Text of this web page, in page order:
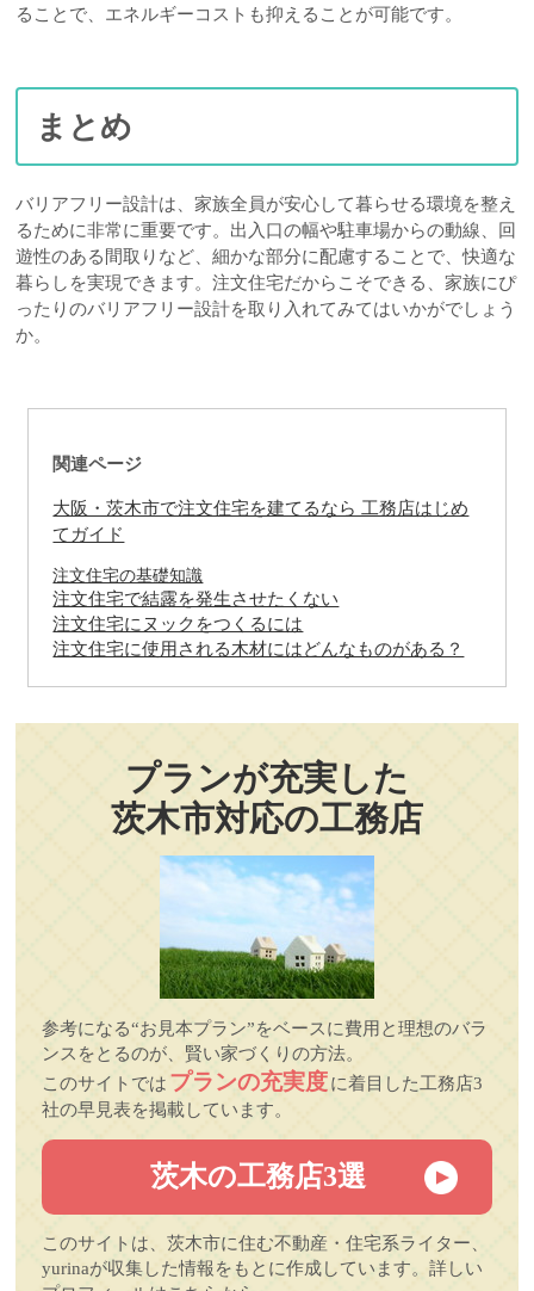
ることで、エネルギーコストも抑えることが可能です。
まとめ
バリアフリー設計は、家族全員が安心して暮らせる環境を整え
るために非常に重要です。出入口の幅や駐車場からの動線、回
遊性のある間取りなど、細かな部分に配慮することで、快適な
暮らしを実現できます。注文住宅だからこそできる、家族にぴ
ったりのバリアフリー設計を取り入れてみてはいかがでしょう
か。
関連ページ
大阪・茨木市で注文住宅を建てるなら 工務店はじめ
てガイド
注文住宅の基礎知識
注文住宅で結露を発生させたくない
注文住宅にヌックをつくるには
注文住宅に使用される木材にはどんなものがある？
プランが充実した
茨木市対応の工務店
参考になる“お見本プラン”をベースに費用と理想のバラ
ンスをとるのが、賢い家づくりの方法。
このサイトでは プランの充実度に着目した工務店3
社の早見表を掲載しています。
茨木の工務店3選
このサイトは、茨木市に住む不動産・住宅系ライター、
yurinaが収集した情報をもとに作成しています。詳しい